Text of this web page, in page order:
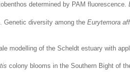
determined by PAM fluorescence.
Genetic diversity among the Eurytemora
modelling of the Scheldt estuary with
colony blooms in the Southern Bight of